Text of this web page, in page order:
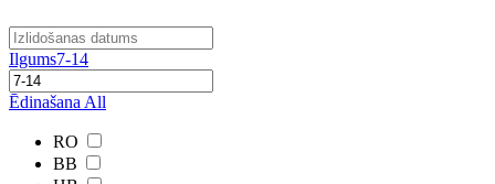
Ilgums7-14
Ēdinašana All
RO
BB